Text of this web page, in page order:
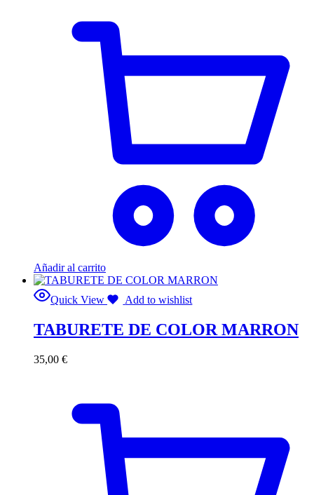
Añadir al carrito
Quick View Add to wishlist
TABURETE DE COLOR MARRON
35,00 €